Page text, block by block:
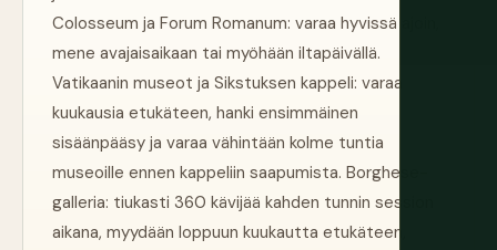
Colosseum ja Forum Romanum: varaa hyvissä ajoin,
mene avajaisaikaan tai myöhään iltapäivällä.
Vatikaanin museot ja Sikstuksen kappeli: varaa
kuukausia etukäteen, hanki ensimmäinen
sisäänpääsy ja varaa vähintään kolme tuntia
museoille ennen kappeliin saapumista. Borghese-
galleria: tiukasti 360 kävijää kahden tunnin session
aikana, myydään loppuun kuukautta etukäteen,